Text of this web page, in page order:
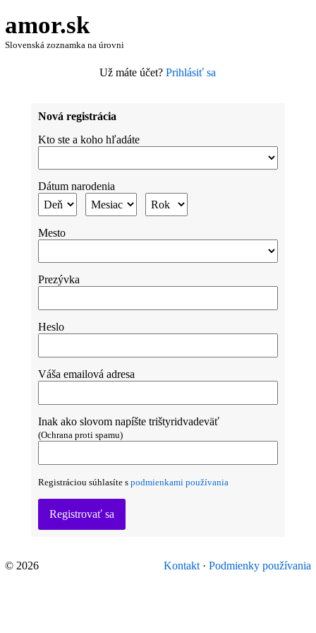
amor.sk
Slovenská zoznamka na úrovni
Už máte účet?Prihlásiť sa
Nová registrácia
Kto ste a koho hľadáte
Dátum narodenia
Mesto
Prezývka
Heslo
Váša emailová adresa
Inak ako slovom napíšte trištyridvadeväť
(Ochrana proti spamu)
Registráciou súhlasíte s podmienkami používania
Registrovať sa
© 2026 Kontakt· Podmienky používania